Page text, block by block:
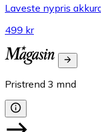
Laveste nypris
499 kr
Pristrend 3 mnd